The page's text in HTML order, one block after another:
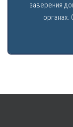
заверения